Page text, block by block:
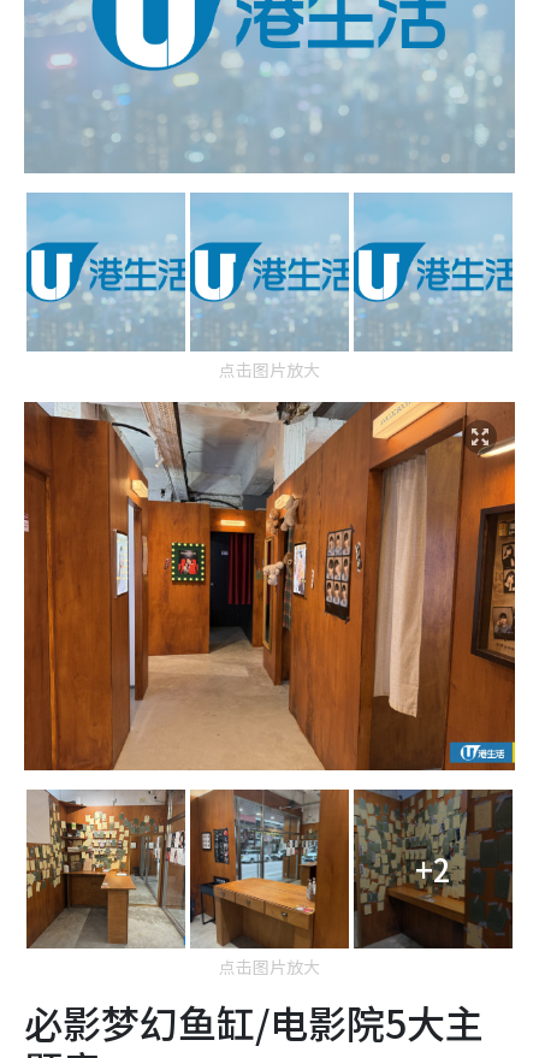
点击图片放大
+2
点击图片放大
必影梦幻鱼缸/电影院5大主